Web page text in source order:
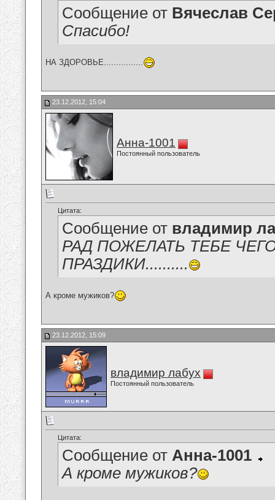
Сообщение от Вячеслав
Спасибо!
НА ЗДОРОВЬЕ................
23.12.2012, 15:04
Анна-1001
Постоянный пользователь
Цитата:
Сообщение от владимир
РАД ПОЖЕЛАТЬ ТЕБЕ
ПРАЗДИКИ..........
А кроме мужиков?
23.12.2012, 15:09
владимир лабух
Постоянный пользователь
Цитата:
Сообщение от Анна-1001
А кроме мужиков?